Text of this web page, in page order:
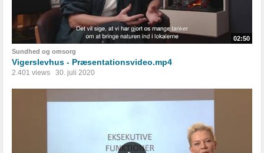
02:50
Sundhed og omsorg
Vigerslevhus - Præsentationsvideo.mp4
2.401 views 30. juli 2020